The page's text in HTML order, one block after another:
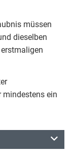
müssen
dieselben
ein